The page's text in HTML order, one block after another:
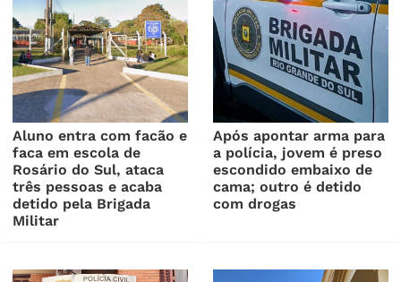
Aluno entra com facão e
faca em escola de
Rosário do Sul, ataca
três pessoas e acaba
detido pela Brigada
Militar
Após apontar arma para
a polícia, jovem é preso
escondido embaixo de
cama; outro é detido
com drogas